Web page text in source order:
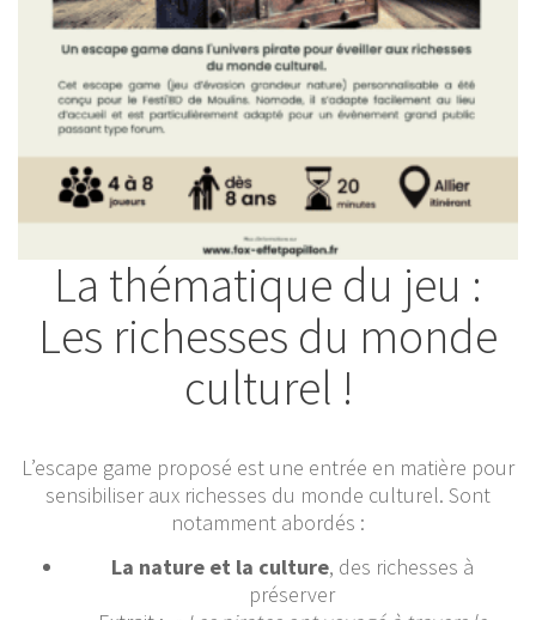
La thématique du jeu :
Les richesses du monde
culturel !
L’escape game proposé est une entrée en matière pour
sensibiliser aux richesses du monde culturel. Sont
notamment abordés :
La nature et la culture, des richesses à
préserver